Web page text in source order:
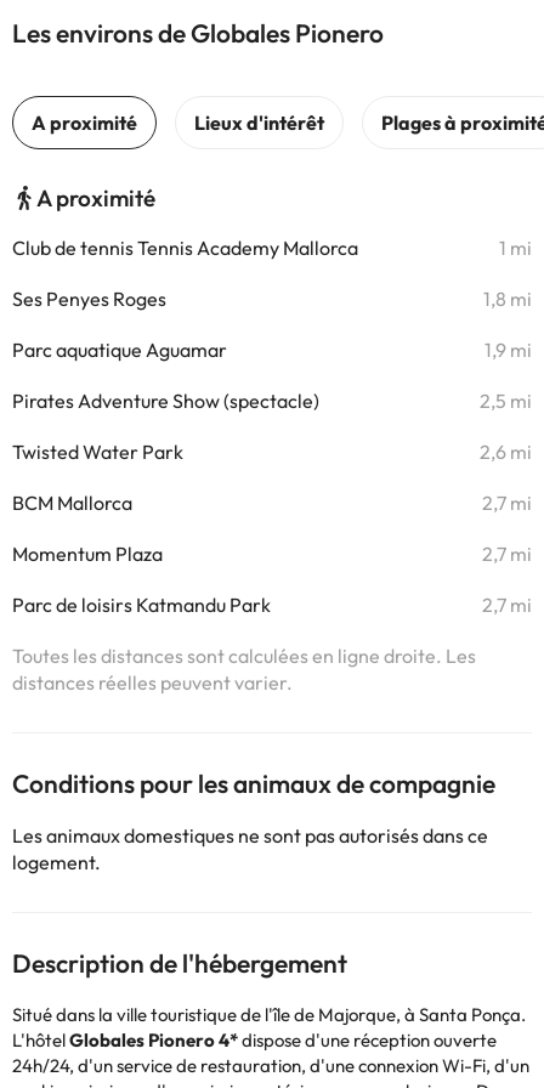
Les environs de Globales Pionero
A proximité
Club de tennis Tennis Academy Mallorca 1 mi
Ses Penyes Roges 1,8 mi
Parc aquatique Aguamar 1,9 mi
Pirates Adventure Show (spectacle) 2,5 mi
Twisted Water Park 2,6 mi
BCM Mallorca 2,7 mi
Momentum Plaza 2,7 mi
Parc de loisirs Katmandu Park 2,7 mi
Toutes les distances sont calculées en ligne droite. Les
distances réelles peuvent varier.
Conditions pour les animaux de compagnie
Les animaux domestiques ne sont pas autorisés dans ce
logement.
Description de l'hébergement
Situé dans la ville touristique de l'île de Majorque, à Santa Ponça.
L'hôtelGlobales Pionero 4*dispose d'une réception ouverte
24h/24, d'un service de restauration, d'une connexion Wi-Fi, d'un